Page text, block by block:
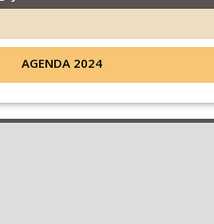
AGENDA 2024